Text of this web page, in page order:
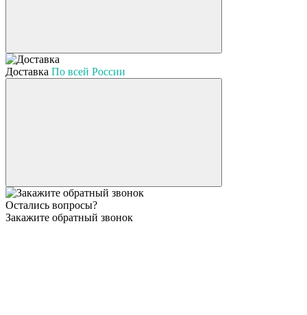
Доставка По всей России
Остались вопросы?
Закажите обратный звонок